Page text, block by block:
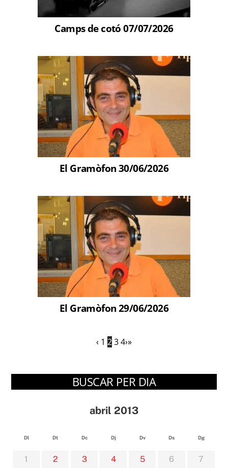
Camps de cotó 07/07/2026
El Gramòfon 30/06/2026
El Gramòfon 29/06/2026
‹ 1 234›»
BUSCAR PER DIA
abril 2013
Dl Dt Dc Dj Dv Ds Dg
1 2 3 4 5 6 7